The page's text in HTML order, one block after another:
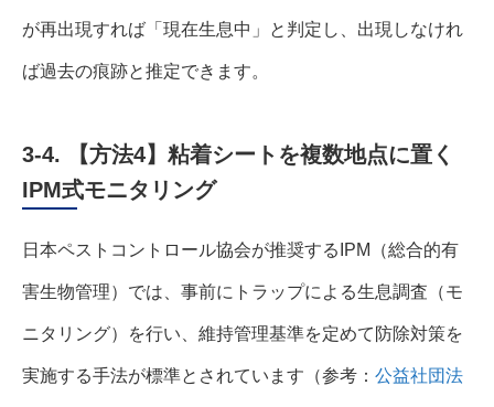
が再出現すれば「現在生息中」と判定し、出現しなけれ
ば過去の痕跡と推定できます。
3-4. 【方法4】粘着シートを複数地点に置く
IPM式モニタリング
日本ペストコントロール協会が推奨するIPM（総合的有
害生物管理）では、事前にトラップによる生息調査（モ
ニタリング）を行い、維持管理基準を定めて防除対策を
実施する手法が標準とされています（参考： 公益社団法